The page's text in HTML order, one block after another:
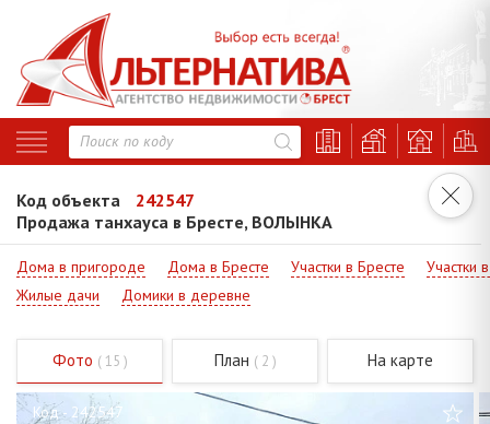
Код объекта
242547
Продажа танхауса в Бресте, ВОЛЫНКА
Дома в пригороде Дома в Бресте Участки в Бресте
Участки
Жилые дачи
Домики в деревне
Фото ( 15 ) План ( 2 ) На карте
Код - 242547